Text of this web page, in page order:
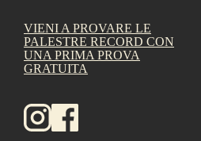
VIENI A PROVARE LE
PALESTRE RECORD CON
UNA PRIMA PROVA
GRATUITA